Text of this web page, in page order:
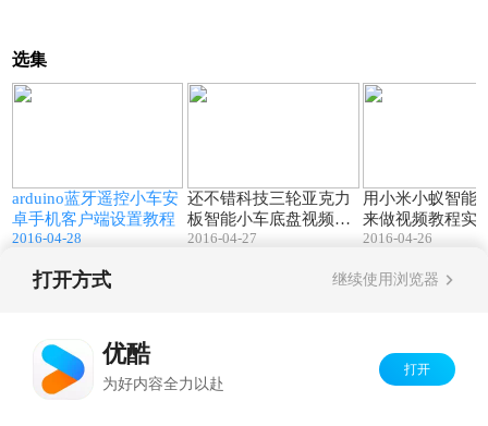
选集
arduino蓝牙遥控小车安
卓手机客户端设置教程
2016-04-28
还不错科技三轮亚克力
板智能小车底盘视频组
装教程小蚁摄像头实拍
2016-04-27
用小米小蚁智能
来做视频教程实
2016-04-26
打开方式 继续使用浏览器
优酷
为好内容全力以赴
打开